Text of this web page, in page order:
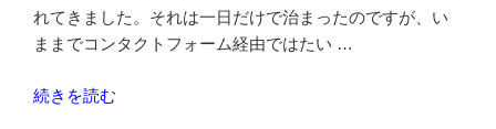
っ
て
て
れてきました。それは一日だけで治まったのですが、い
ままでコンタクトフォーム経由ではたい …
“WordPress
続きを読む